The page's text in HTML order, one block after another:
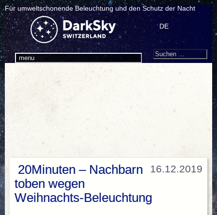
Für umweltschonende Beleuchtung und den Schutz der Nacht
menu
DE
Search
Suchen
16.12.2019
20Minuten – Nachbarn
toben wegen
Weihnachts-Beleuchtung